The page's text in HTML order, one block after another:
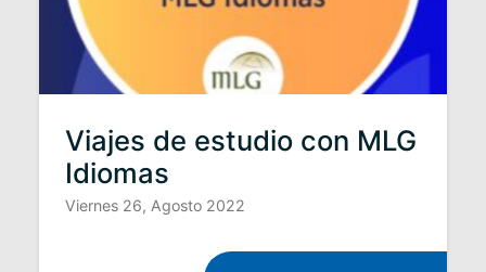
Viajes de estudio con MLG
Idiomas
Viernes 26, Agosto 2022